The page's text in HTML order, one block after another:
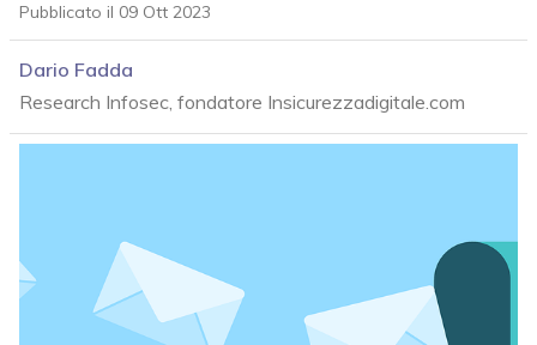
Pubblicato il 09 Ott 2023
Dario Fadda
Research Infosec, fondatore Insicurezzadigitale.com